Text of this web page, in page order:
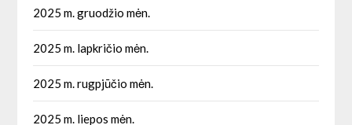
2025 m. gruodžio mėn.
2025 m. lapkričio mėn.
2025 m. rugpjūčio mėn.
2025 m. liepos mėn.